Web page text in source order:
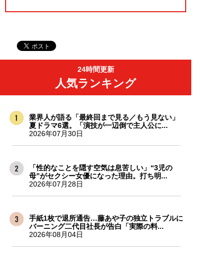
24時間更新
人気ランキング
業界人が語る「最終回まで見る／もう見ない」
夏ドラマ6選。「演技が一辺倒で主人公に...
2026年07月30日
「性的なことを隠す空気は息苦しい」“3児の
母”がセクシー女優になった理由。打ち明...
2026年07月28日
手紙1枚で退所通告…藤あや子の独立トラブルに
バーニング二代目社長が告白「実際の料...
2026年08月04日